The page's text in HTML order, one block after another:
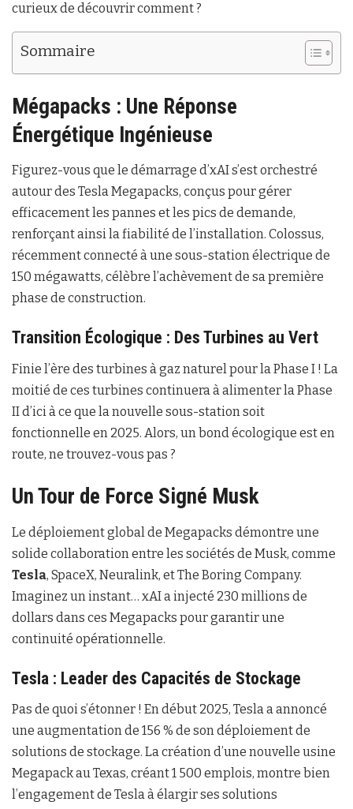
curieux de découvrir comment ?
Sommaire
Mégapacks : Une Réponse
Énergétique Ingénieuse
Figurez-vous que le démarrage d’xAI s’est orchestré
autour des Tesla Megapacks, conçus pour gérer
efficacement les pannes et les pics de demande,
renforçant ainsi la fiabilité de l’installation. Colossus,
récemment connecté à une sous-station électrique de
150 mégawatts, célèbre l’achèvement de sa première
phase de construction.
Transition Écologique : Des Turbines au Vert
Finie l’ère des turbines à gaz naturel pour la Phase I ! La
moitié de ces turbines continuera à alimenter la Phase
II d’ici à ce que la nouvelle sous-station soit
fonctionnelle en 2025. Alors, un bond écologique est en
route, ne trouvez-vous pas ?
Un Tour de Force Signé Musk
Le déploiement global de Megapacks démontre une
solide collaboration entre les sociétés de Musk, comme
Tesla, SpaceX, Neuralink, et The Boring Company.
Imaginez un instant… xAI a injecté 230 millions de
dollars dans ces Megapacks pour garantir une
continuité opérationnelle.
Tesla : Leader des Capacités de Stockage
Pas de quoi s’étonner ! En début 2025, Tesla a annoncé
une augmentation de 156 % de son déploiement de
solutions de stockage. La création d’une nouvelle usine
Megapack au Texas, créant 1 500 emplois, montre bien
l’engagement de Tesla à élargir ses solutions